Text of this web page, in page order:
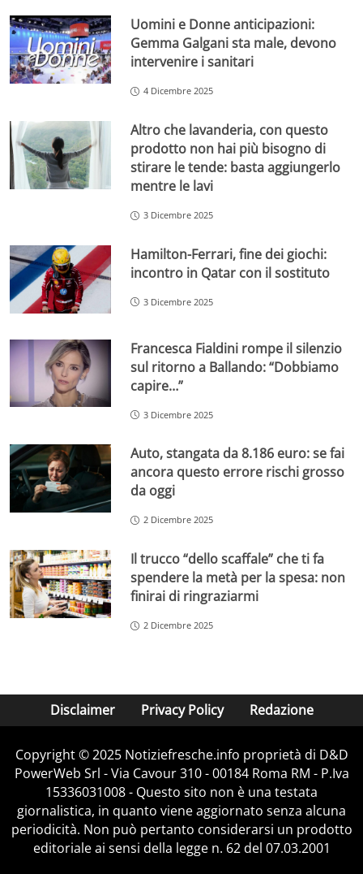
Uomini e Donne anticipazioni:
Gemma Galgani sta male, devono
intervenire i sanitari
4 Dicembre 2025
Altro che lavanderia, con questo
prodotto non hai più bisogno di
stirare le tende: basta aggiungerlo
mentre le lavi
3 Dicembre 2025
Hamilton-Ferrari, fine dei giochi:
incontro in Qatar con il sostituto
3 Dicembre 2025
Francesca Fialdini rompe il silenzio
sul ritorno a Ballando: “Dobbiamo
capire…”
3 Dicembre 2025
Auto, stangata da 8.186 euro: se fai
ancora questo errore rischi grosso
da oggi
2 Dicembre 2025
Il trucco “dello scaffale” che ti fa
spendere la metà per la spesa: non
finirai di ringraziarmi
2 Dicembre 2025
Disclaimer Privacy Policy Redazione
Copyright © 2025 Notiziefresche.info proprietà di D&D
PowerWeb Srl - Via Cavour 310 - 00184 Roma RM - P.Iva
15336031008 - Questo sito non è una testata
giornalistica, in quanto viene aggiornato senza alcuna
periodicità. Non può pertanto considerarsi un prodotto
editoriale ai sensi della legge n. 62 del 07.03.2001